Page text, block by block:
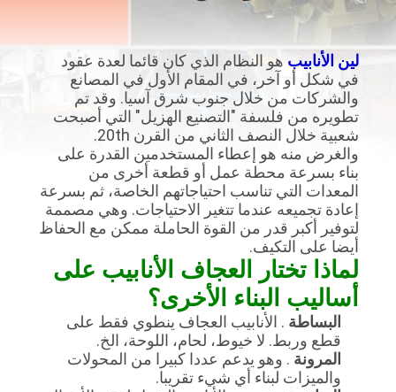
مراقبة
الجودة
اتصل
أخبار
حالات
اطلب
اقتباس
لين الأنابيب هو النظام الذي كان قائما لعدة عقود
في شكل أو آخر، في المقام الأول في المصانع
والشركات من خلال جنوب شرق آسيا. وقد تم
تطويره من فلسفة "التصنيع الهزيل" التي أصبحت
شعبية خلال النصف الثاني من القرن 20th.
والغرض منه هو إعطاء المستخدمين القدرة على
بناء بسرعة محطة عمل أو قطعة أخرى من
المعدات التي تناسب احتياجاتهم الخاصة، ثم بسرعة
إعادة تجميعه عندما تتغير الاحتياجات. وهي مصممة
لتوفير أكبر قدر من القوة الحاملة ممكن مع الحفاظ
أيضا على التكيف.
لماذا تختار العجاف الأنابيب على
أساليب البناء الأخرى؟
البساطة . الأنابيب العجاف ينطوي فقط على
قطع وربط. لا خيوط، لحام، اللوحة، الخ.
المرونة . وهو يدعم عددا كبيرا من المحولات
والميزات لبناء أي شيء تقريبا.